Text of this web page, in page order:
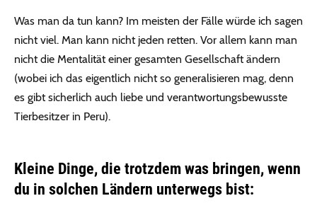
Was man da tun kann? Im meisten der Fälle würde ich sagen
nicht viel. Man kann nicht jeden retten. Vor allem kann man
nicht die Mentalität einer gesamten Gesellschaft ändern
(wobei ich das eigentlich nicht so generalisieren mag, denn
es gibt sicherlich auch liebe und verantwortungsbewusste
Tierbesitzer in Peru).
Kleine Dinge, die trotzdem was bringen, wenn
du in solchen Ländern unterwegs bist: